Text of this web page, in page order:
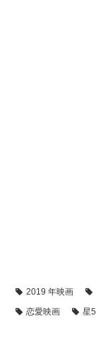
2019 年映画
恋愛映画
星5